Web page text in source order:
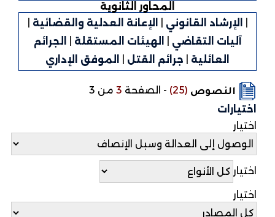
المحاور الثانوية
الإرشاد القانوني| الإعانة العدلية والقضائية |
آليات التقاضي | الهيئات المستقلة | الجرائم
العائلية | جرائم القتل | الموفق الإداري
النصوص (25)
-الصفحة3 من 3
اختيارات
اختيار
اختيار
اختيار